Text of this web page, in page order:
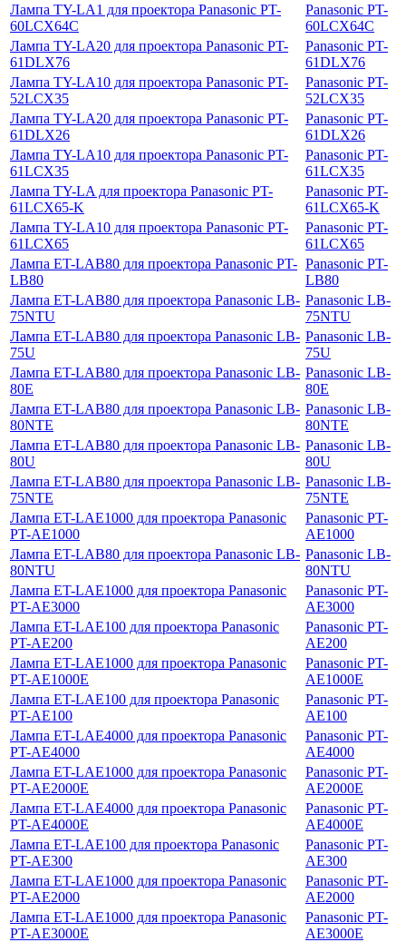
Лампа TY-LA1 для проектора Panasonic PT-
60LCX64C
Panasonic PT-
60LCX64C
Лампа TY-LA20 для проектора Panasonic PT-
61DLX76
Panasonic PT-
61DLX76
Лампа TY-LA10 для проектора Panasonic PT-
52LCX35
Panasonic PT-
52LCX35
Лампа TY-LA20 для проектора Panasonic PT-
61DLX26
Panasonic PT-
61DLX26
Лампа TY-LA10 для проектора Panasonic PT-
61LCX35
Panasonic PT-
61LCX35
Лампа TY-LA для проектора Panasonic PT-
61LCX65-K
Panasonic PT-
61LCX65-K
Лампа TY-LA10 для проектора Panasonic PT-
61LCX65
Panasonic PT-
61LCX65
Лампа ET-LAB80 для проектора Panasonic PT-
LB80
Panasonic PT-
LB80
Лампа ET-LAB80 для проектора Panasonic LB-
75NTU
Panasonic LB-
75NTU
Лампа ET-LAB80 для проектора Panasonic LB-
75U
Panasonic LB-
75U
Лампа ET-LAB80 для проектора Panasonic LB-
80E
Panasonic LB-
80E
Лампа ET-LAB80 для проектора Panasonic LB-
80NTE
Panasonic LB-
80NTE
Лампа ET-LAB80 для проектора Panasonic LB-
80U
Panasonic LB-
80U
Лампа ET-LAB80 для проектора Panasonic LB-
75NTE
Panasonic LB-
75NTE
Лампа ET-LAE1000 для проектора Panasonic
PT-AE1000
Panasonic PT-
AE1000
Лампа ET-LAB80 для проектора Panasonic LB-
80NTU
Panasonic LB-
80NTU
Лампа ET-LAE1000 для проектора Panasonic
PT-AE3000
Panasonic PT-
AE3000
Лампа ET-LAE100 для проектора Panasonic
PT-AE200
Panasonic PT-
AE200
Лампа ET-LAE1000 для проектора Panasonic
PT-AE1000E
Panasonic PT-
AE1000E
Лампа ET-LAE100 для проектора Panasonic
PT-AE100
Panasonic PT-
AE100
Лампа ET-LAE4000 для проектора Panasonic
PT-AE4000
Panasonic PT-
AE4000
Лампа ET-LAE1000 для проектора Panasonic
PT-AE2000E
Panasonic PT-
AE2000E
Лампа ET-LAE4000 для проектора Panasonic
PT-AE4000E
Panasonic PT-
AE4000E
Лампа ET-LAE100 для проектора Panasonic
PT-AE300
Panasonic PT-
AE300
Лампа ET-LAE1000 для проектора Panasonic
PT-AE2000
Panasonic PT-
AE2000
Лампа ET-LAE1000 для проектора Panasonic
PT-AE3000E
Panasonic PT-
AE3000E